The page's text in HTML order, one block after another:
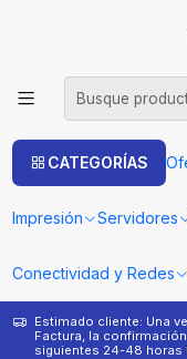
CATEGORÍAS
Impresión Servidores
Conectividad y Redes
Estimado cliente: Una
Factura, la
siguientes 24-48 horas